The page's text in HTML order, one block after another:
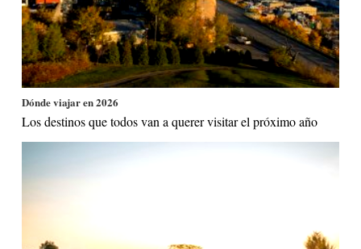
Dónde viajar en 2026
Los destinos que todos van a querer visitar el próximo año